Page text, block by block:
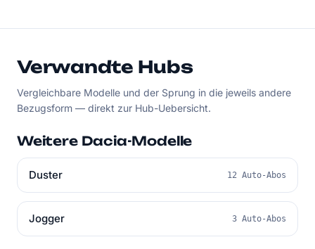
Verwandte Hubs
Vergleichbare Modelle und der Sprung in die jeweils andere
Bezugsform — direkt zur Hub-Uebersicht.
Weitere Dacia-Modelle
Duster 12 Auto-Abos
Jogger 3 Auto-Abos